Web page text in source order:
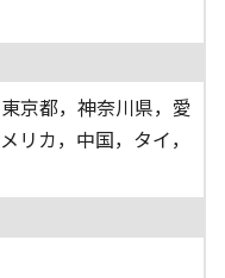
京都，神奈川県，愛
リカ，中国，タイ，